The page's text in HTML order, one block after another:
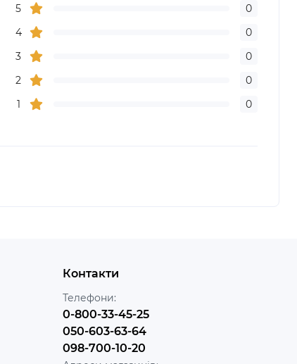
5
0
4
0
3
0
2
0
1
0
Контакти
Телефони:
0-800-33-45-25
050-603-63-64
098-700-10-20